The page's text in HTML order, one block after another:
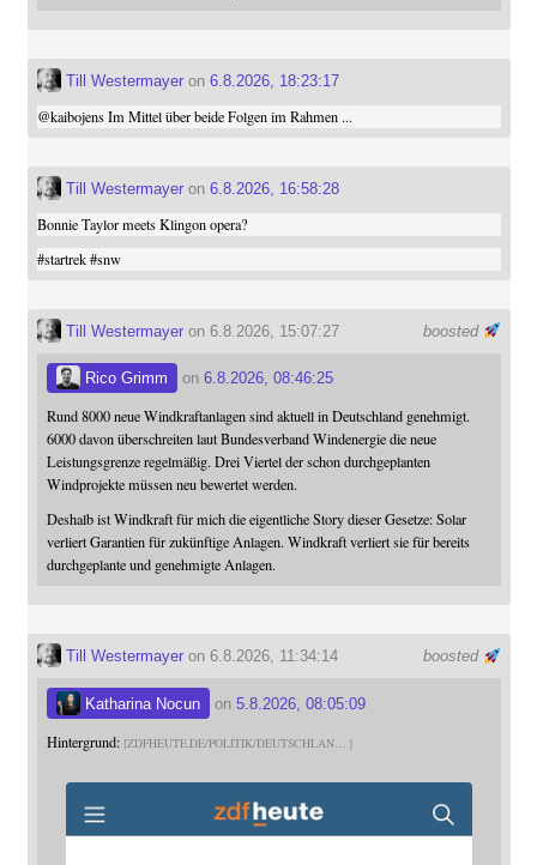
Till Westermayeron 6.8.2026, 18:23:17
@kaibojensIm Mittel über beide Folgen im Rahmen ...
Till Westermayeron 6.8.2026, 16:58:28
Bonnie Taylor meets Klingon opera?
#startrek #snw
boosted
Till Westermayeron 6.8.2026, 15:07:27
Rico Grimm on 6.8.2026, 08:46:25
Rund 8000 neue Windkraftanlagen sind aktuell in Deutschland genehmigt.
6000 davon überschreiten laut Bundesverband Windenergie die neue
Leistungsgrenze regelmäßig. Drei Viertel der schon durchgeplanten
Windprojekte müssen neu bewertet werden.
Deshalb ist Windkraft für mich die eigentliche Story dieser Gesetze: Solar
verliert Garantien für zukünftige Anlagen. Windkraft verliert sie für bereits
durchgeplante und genehmigte Anlagen.
boosted
Till Westermayeron 6.8.2026, 11:34:14
Katharina Nocun on 5.8.2026, 08:05:09
Hintergrund: ZDFHEUTE.DE/POLITIK/DEUTSCHLAN